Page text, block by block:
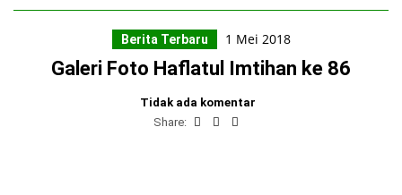
Berita Terbaru 1 Mei 2018
Galeri Foto Haflatul Imtihan ke 86
Tidak ada komentar
Share: